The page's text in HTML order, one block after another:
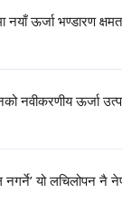
ऊर्जा भण्डारण
नवीकरणीय ऊर्जा
यो लचिलोपन नै